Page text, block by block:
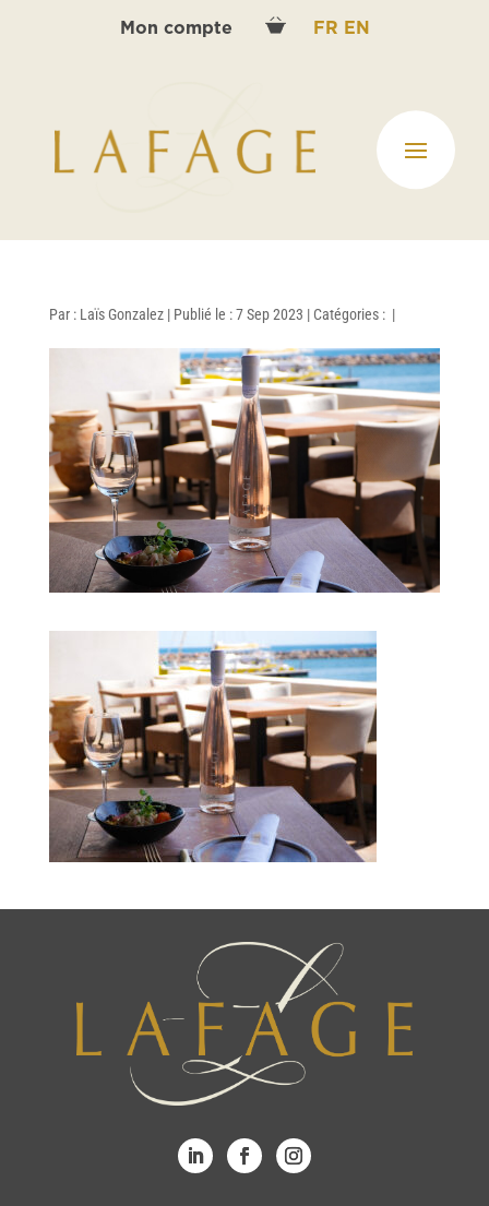
Mon compte FR EN
Par : Laïs Gonzalez | Publié le : 7 Sep 2023 | Catégories : |